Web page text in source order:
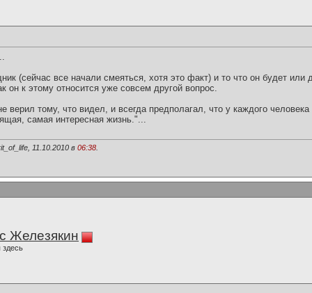
(сейчас все начали смеяться, хотя это факт) и то что он будет
он к этому относится уже совсем другой вопрос.
верил тому, что видел, и всегда предполагал, что у каждого
самая интересная жизнь."...
11.10.2010 в 06:38
Железякин